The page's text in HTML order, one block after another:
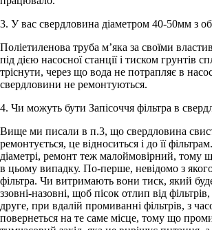
3. У вас свердловина діаметром 40-50мм з
Поліетиленова труба м’яка за своїми
під дією насосної станції і тиском грунтів
тріснути, через що вода не потрапляє в
свердловини не ремонтуються.
4. Чи можуть бути Запісоччя фільтра в
Вище ми писали в п.3, що свердловина
ремонтується, це відноситься і до її
діаметрі, ремонт теж малоймовірний, тому
в цьому випадку. По-перше, невідомо з якого
фільтра. Чи витримають вони тиск, який
ззовні-назовні, щоб пісок отлип від
друге, при вдалій промиванні фільтрів, з
повернеться на те саме місце, тому що